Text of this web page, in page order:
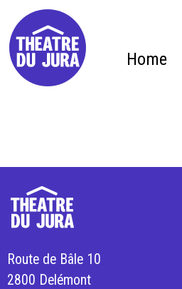
Home
Route de Bâle 10
2800 Delémont